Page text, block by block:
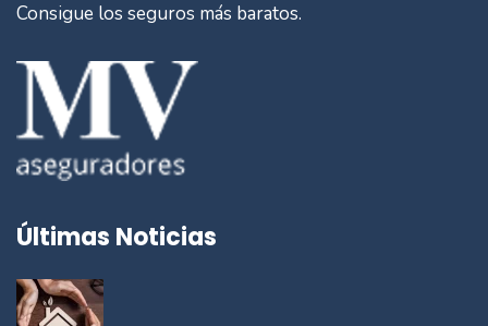
Consigue los seguros más baratos.
Últimas Noticias